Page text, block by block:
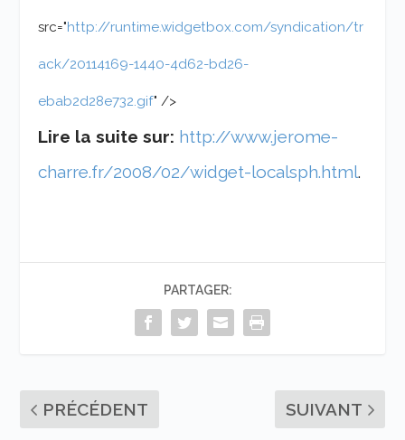
src="http://runtime.widgetbox.com/syndication/tr
ack/20114169-1440-4d62-bd26-
ebab2d28e732.gif" />
Lire la suite sur: http://www.jerome-
charre.fr/2008/02/widget-localsph.html.
PARTAGER:
PRÉCÉDENT SUIVANT